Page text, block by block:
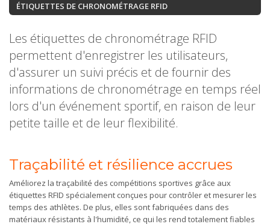
ÉTIQUETTES DE CHRONOMÉTRAGE RFID
Les étiquettes de chronométrage RFID
permettent d'enregistrer les utilisateurs,
d'assurer un suivi précis et de fournir des
informations de chronométrage en temps réel
lors d'un événement sportif, en raison de leur
petite taille et de leur flexibilité.
Traçabilité et résilience accrues
Améliorez la traçabilité des compétitions sportives grâce aux
étiquettes RFID spécialement conçues pour contrôler et mesurer les
temps des athlètes. De plus, elles sont fabriquées dans des
matériaux résistants à l'humidité, ce qui les rend totalement fiables